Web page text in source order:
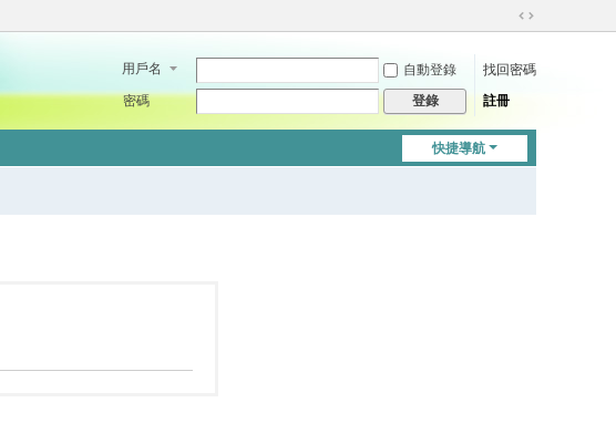
切
到
用戶名 自動登錄
找回密碼
密碼
登錄 註冊
快捷導航